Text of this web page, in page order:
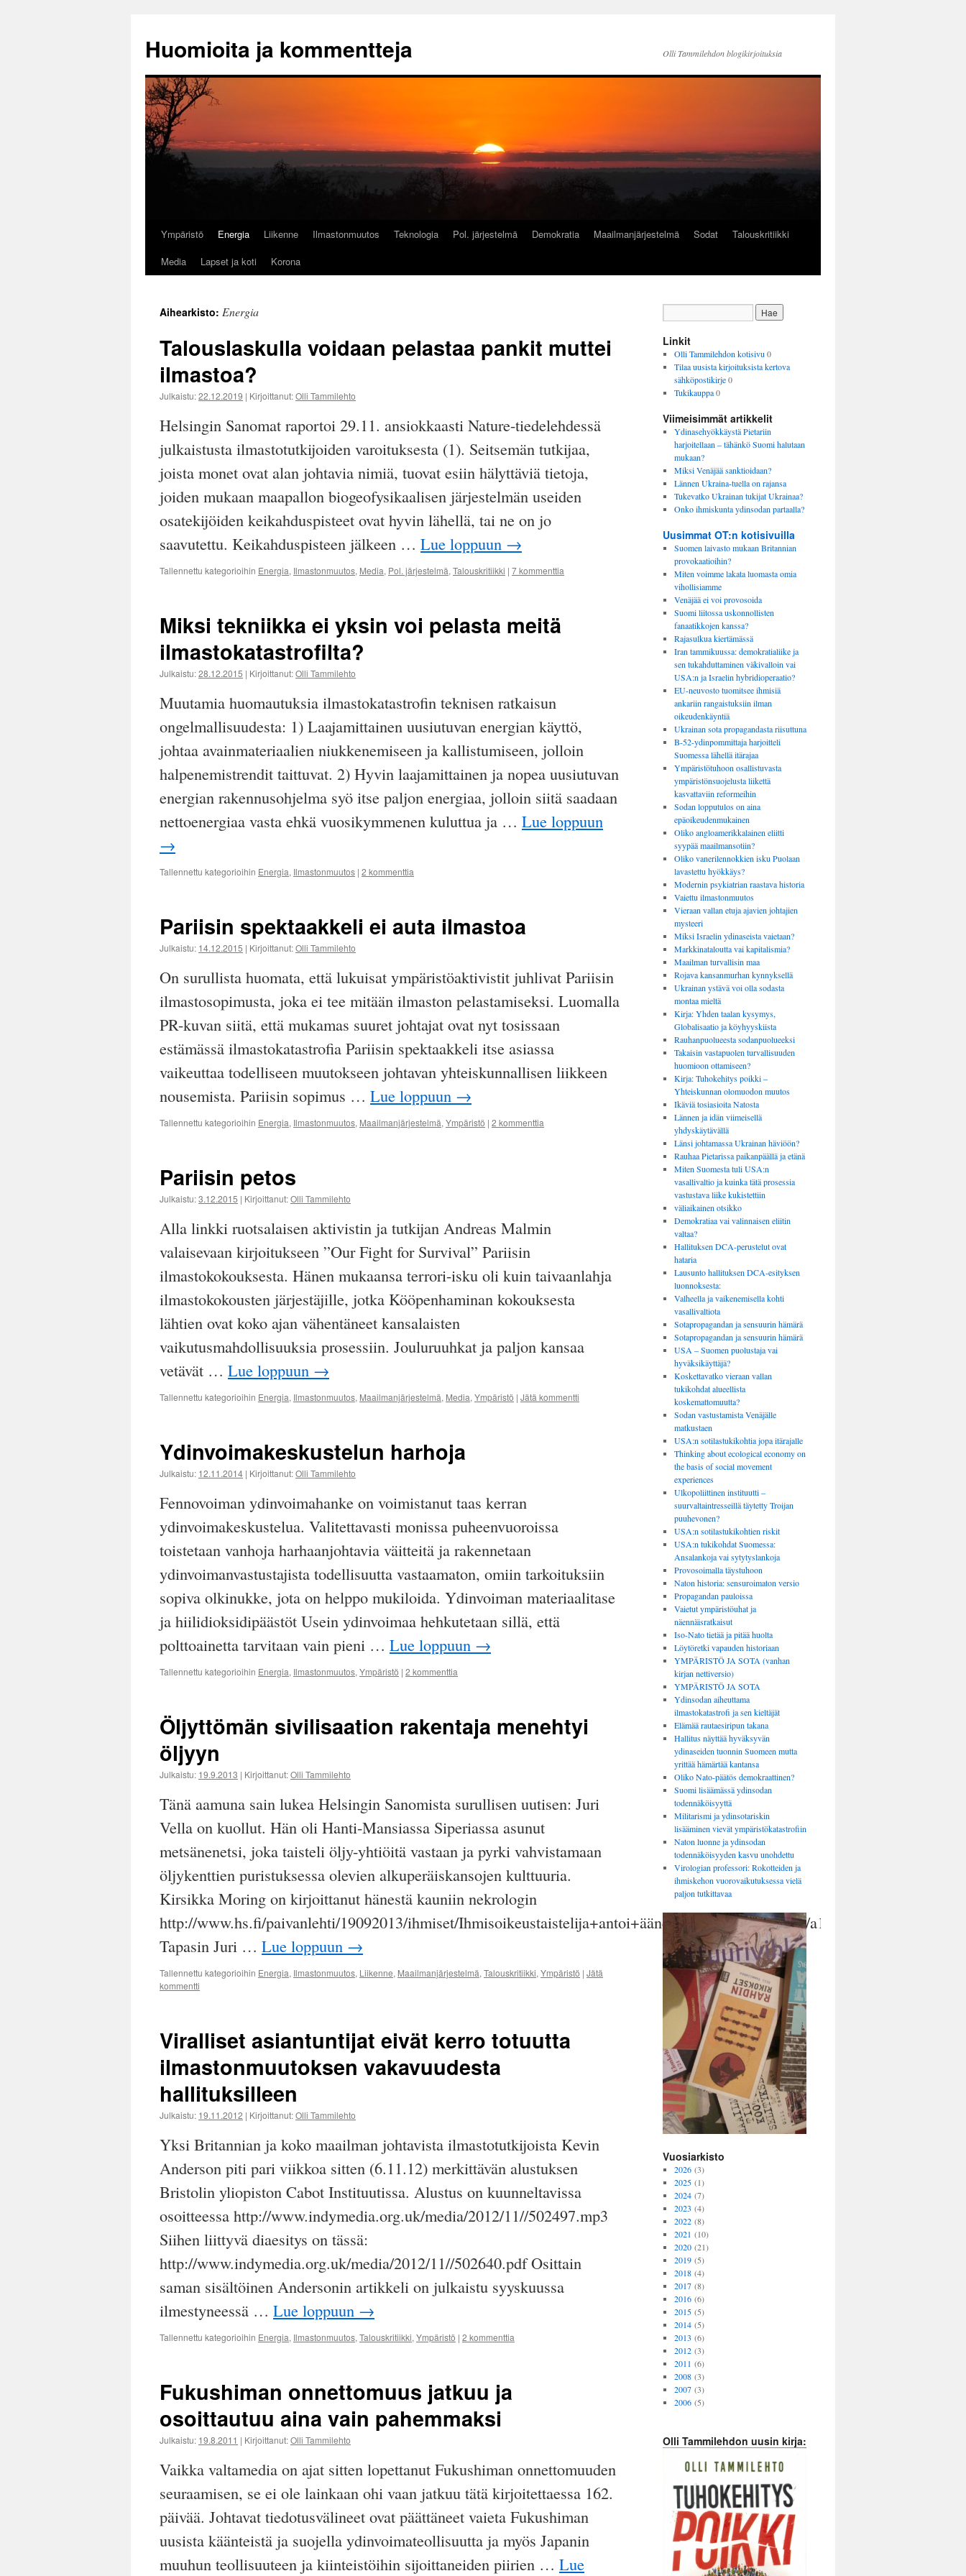
Huomioita ja kommentteja Olli Tammilehdon blogikirjoituksia
Siirry
sisältöön
Ympäristö Energia Liikenne Ilmastonmuutos Teknologia Pol. järjestelmä Demokratia Maailmanjärjestelmä Sodat
Talouskritiikki
Media
Lapset ja koti Korona
Aihearkisto: Energia
Talouslaskulla voidaan pelastaa pankit muttei
ilmastoa?
Julkaistu:22.12.2019 | Kirjoittanut:Olli Tammilehto
Helsingin Sanomat raportoi 29.11. ansiokkaasti Nature-tiedelehdessä
julkaistusta ilmastotutkijoiden varoituksesta (1). Seitsemän tutkijaa,
joista monet ovat alan johtavia nimiä, tuovat esiin hälyttäviä tietoja,
joiden mukaan maapallon biogeofysikaalisen järjestelmän useiden
osatekijöiden keikahduspisteet ovat hyvin lähellä, tai ne on jo
saavutettu. Keikahduspisteen jälkeen … Lue loppuun →
Tallennettu kategorioihin Energia, Ilmastonmuutos, Media, Pol. järjestelmä, Talouskritiikki | 7 kommenttia
Miksi tekniikka ei yksin voi pelasta meitä
ilmastokatastrofilta?
Julkaistu:28.12.2015 | Kirjoittanut:Olli Tammilehto
Muutamia huomautuksia ilmastokatastrofin teknisen ratkaisun
ongelmallisuudesta: 1) Laajamittainen uusiutuvan energian käyttö,
johtaa avainmateriaalien niukkenemiseen ja kallistumiseen, jolloin
halpenemistrendit taittuvat. 2) Hyvin laajamittainen ja nopea uusiutuvan
energian rakennusohjelma syö itse paljon energiaa, jolloin siitä saadaan
nettoenergiaa vasta ehkä vuosikymmenen kuluttua ja … Lue loppuun
→
Tallennettu kategorioihin Energia, Ilmastonmuutos | 2 kommenttia
Pariisin spektaakkeli ei auta ilmastoa
Julkaistu: 14.12.2015 | Kirjoittanut:Olli Tammilehto
On surullista huomata, että lukuisat ympäristöaktivistit juhlivat Pariisin
ilmastosopimusta, joka ei tee mitään ilmaston pelastamiseksi. Luomalla
PR-kuvan siitä, että mukamas suuret johtajat ovat nyt tosissaan
estämässä ilmastokatastrofia Pariisin spektaakkeli itse asiassa
vaikeuttaa todelliseen muutokseen johtavan yhteiskunnallisen liikkeen
nousemista. Pariisin sopimus … Lue loppuun →
Tallennettu kategorioihin Energia, Ilmastonmuutos, Maailmanjärjestelmä, Ympäristö | 2 kommenttia
Pariisin petos
Julkaistu:3.12.2015 | Kirjoittanut:Olli Tammilehto
Alla linkki ruotsalaisen aktivistin ja tutkijan Andreas Malmin
valaisevaan kirjoitukseen ”Our Fight for Survival” Pariisin
ilmastokokouksesta. Hänen mukaansa terrori-isku oli kuin taivaanlahja
ilmastokokousten järjestäjille, jotka Kööpenhaminan kokouksesta
lähtien ovat koko ajan vähentäneet kansalaisten
vaikutusmahdollisuuksia prosessiin. Jouluruuhkat ja paljon kansaa
vetävät … Lue loppuun →
Tallennettu kategorioihin Energia, Ilmastonmuutos, Maailmanjärjestelmä, Media, Ympäristö | Jätä kommentti
Ydinvoimakeskustelun harhoja
Julkaistu: 12.11.2014 | Kirjoittanut:Olli Tammilehto
Fennovoiman ydinvoimahanke on voimistanut taas kerran
ydinvoimakeskustelua. Valitettavasti monissa puheenvuoroissa
toistetaan vanhoja harhaanjohtavia väitteitä ja rakennetaan
ydinvoimanvastustajista todellisuutta vastaamaton, omiin tarkoituksiin
sopiva olkinukke, jota on helppo mukiloida. Ydinvoiman materiaalitase
ja hiilidioksidipäästöt Usein ydinvoimaa hehkutetaan sillä, että
polttoainetta tarvitaan vain pieni … Lue loppuun →
Tallennettu kategorioihin Energia, Ilmastonmuutos, Ympäristö | 2 kommenttia
Öljyttömän sivilisaation rakentaja menehtyi
öljyyn
Julkaistu: 19.9.2013 | Kirjoittanut:Olli Tammilehto
Tänä aamuna sain lukea Helsingin Sanomista surullisen uutisen: Juri
Vella on kuollut. Hän oli Hanti-Mansiassa Siperiassa asunut
metsänenetsi, joka taisteli öljy-yhtiöitä vastaan ja pyrki vahvistamaan
öljykenttien puristuksessa olevien alkuperäiskansojen kulttuuria.
Kirsikka Moring on kirjoittanut hänestä kauniin nekrologin
http://www.hs.fi/paivanlehti/19092013/ihmiset/Ihmisoikeustaistelija+antoi+äänen+Siperian+kansoille/a1379523139875
Tapasin Juri … Lue loppuun →
Tallennettu kategorioihin Energia, Ilmastonmuutos, Liikenne, Maailmanjärjestelmä, Talouskritiikki, Ympäristö | Jätä
kommentti
Viralliset asiantuntijat eivät kerro totuutta
ilmastonmuutoksen vakavuudesta
hallituksilleen
Julkaistu: 19.11.2012 | Kirjoittanut:Olli Tammilehto
Yksi Britannian ja koko maailman johtavista ilmastotutkijoista Kevin
Anderson piti pari viikkoa sitten (6.11.12) merkittävän alustuksen
Bristolin yliopiston Cabot Instituutissa. Alustus on kuunneltavissa
osoitteessa http://www.indymedia.org.uk/media/2012/11//502497.mp3
Siihen liittyvä diaesitys on tässä:
http://www.indymedia.org.uk/media/2012/11//502640.pdf Osittain
saman sisältöinen Andersonin artikkeli on julkaistu syyskuussa
ilmestyneessä … Lue loppuun →
Tallennettu kategorioihin Energia, Ilmastonmuutos, Talouskritiikki, Ympäristö | 2 kommenttia
Fukushiman onnettomuus jatkuu ja
osoittautuu aina vain pahemmaksi
Julkaistu: 19.8.2011 | Kirjoittanut:Olli Tammilehto
Vaikka valtamedia on ajat sitten lopettanut Fukushiman onnettomuuden
seuraamisen, se ei ole lainkaan ohi vaan jatkuu tätä kirjoitettaessa 162.
päivää. Johtavat tiedotusvälineet ovat päättäneet vaieta Fukushiman
uusista käänteistä ja suojella ydinvoimateollisuutta ja myös Japanin
muuhun teollisuuteen ja kiinteistöihin sijoittaneiden piirien … Lue
Linkit
Olli Tammilehdon kotisivu 0
Tilaa uusista kirjoituksista kertova
sähköpostikirje0
Tukikauppa0
Viimeisimmät artikkelit
Ydinasehyökkäystä Pietariin
harjoitellaan – tähänkö Suomi halutaan
mukaan?
Miksi Venäjää sanktioidaan?
Lännen Ukraina-tuella on rajansa
Tukevatko Ukrainan tukijat Ukrainaa?
Onko ihmiskunta ydinsodan partaalla?
Uusimmat OT:n kotisivuilla
Suomen laivasto mukaan Britannian
provokaatioihin?
Miten voimme lakata luomasta omia
vihollisiamme
Venäjää ei voi provosoida
Suomi liitossa uskonnollisten
fanaatikkojen kanssa?
Rajasulkua kiertämässä
Iran tammikuussa: demokratialiike ja
sen tukahduttaminen väkivalloin vai
USA:n ja Israelin hybridioperaatio?
EU-neuvosto tuomitsee ihmisiä
ankariin rangaistuksiin ilman
oikeudenkäyntiä
Ukrainan sota propagandasta riisuttuna
B-52-ydinpommittaja harjoitteli
Suomessa lähellä itärajaa
Ympäristötuhoon osallistuvasta
ympäristönsuojelusta liikettä
kasvattaviin reformeihin
Sodan lopputulos on aina
epäoikeudenmukainen
Oliko angloamerikkalainen eliitti
syypää maailmansotiin?
Oliko vanerilennokkien isku Puolaan
lavastettu hyökkäys?
Modernin psykiatrian raastava historia
Vaiettu ilmastonmuutos
Vieraan vallan etuja ajavien johtajien
mysteeri
Miksi Israelin ydinaseista vaietaan?
Markkinataloutta vai kapitalismia?
Maailman turvallisin maa
Rojava kansanmurhan kynnyksellä
Ukrainan ystävä voi olla sodasta
montaa mieltä
Kirja: Yhden taalan kysymys,
Globalisaatio ja köyhyyskiista
Rauhanpuolueesta sodanpuolueeksi
Takaisin vastapuolen turvallisuuden
huomioon ottamiseen?
Kirja: Tuhokehitys poikki –
Yhteiskunnan olomuodon muutos
Ikäviä tosiasioita Natosta
Lännen ja idän viimeisellä
yhdyskäytävällä
Länsi johtamassa Ukrainan häviöön?
Rauhaa Pietarissa paikanpäällä ja etänä
Miten Suomesta tuli USA:n
vasallivaltio ja kuinka tätä prosessia
vastustava liike kukistettiin
väliaikainen otsikko
Demokratiaa vai valinnaisen eliitin
valtaa?
Hallituksen DCA-perustelut ovat
hataria
Lausunto hallituksen DCA-esityksen
luonnoksesta:
Valheella ja vaikenemisella kohti
vasallivaltiota
Sotapropagandan ja sensuurin hämärä
Sotapropagandan ja sensuurin hämärä
USA – Suomen puolustaja vai
hyväksikäyttäjä?
Koskettavatko vieraan vallan
tukikohdat alueellista
koskemattomuutta?
Sodan vastustamista Venäjälle
matkustaen
USA:n sotilastukikohtia jopa itärajalle
Thinking about ecological economy on
the basis of social movement
experiences
Ulkopoliittinen instituutti –
suurvaltaintresseillä täytetty Troijan
puuhevonen?
USA:n sotilastukikohtien riskit
USA:n tukikohdat Suomessa:
Ansalankoja vai sytytyslankoja
Provosoimalla täystuhoon
Naton historia: sensuroimaton versio
Propagandan pauloissa
Vaietut ympäristöuhat ja
näennäisratkaisut
Iso-Nato tietää ja pitää huolta
Löytöretki vapauden historiaan
YMPÄRISTÖ JA SOTA (vanhan
kirjan nettiversio)
YMPÄRISTÖ JA SOTA
Ydinsodan aiheuttama
ilmastokatastrofi ja sen kieltäjät
Elämää rautaesiripun takana
Hallitus näyttää hyväksyvän
ydinaseiden tuonnin Suomeen mutta
yrittää hämärtää kantansa
Oliko Nato-päätös demokraattinen?
Suomi lisäämässä ydinsodan
todennäköisyyttä
Militarismi ja ydinsotariskin
lisääminen vievät ympäristökatastrofiin
Naton luonne ja ydinsodan
todennäköisyyden kasvu unohdettu
Virologian professori: Rokotteiden ja
ihmiskehon vuorovaikutuksessa vielä
paljon tutkittavaa
Vuosiarkisto
2026(3)
2025(1)
2024(7)
2023 (4)
2022(8)
2021 (10)
2020(21)
2019(5)
2018(4)
2017(8)
2016(6)
2015(5)
2014(5)
2013 (6)
2012(3)
2011 (6)
2008(3)
2007(3)
2006(5)
Olli Tammilehdon uusin kirja: